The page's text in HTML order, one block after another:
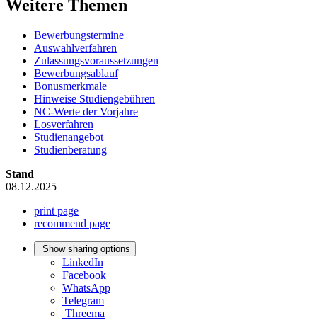
Weitere Themen
Bewerbungstermine
Auswahlverfahren
Zulassungsvoraussetzungen
Bewerbungsablauf
Bonusmerkmale
Hinweise Studiengebühren
NC-Werte der Vorjahre
Losverfahren
Studienangebot
Studienberatung
Stand
08.12.2025
print page
recommend page
Show sharing options
LinkedIn
Facebook
WhatsApp
Telegram
Threema